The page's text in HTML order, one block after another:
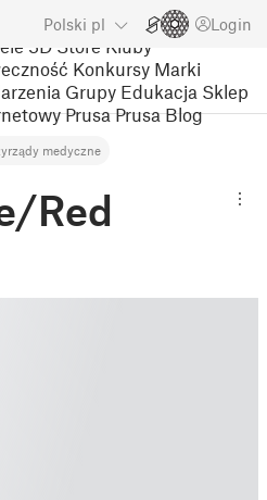
Polski pl Login
3D Store Kluby
Konkursy Marki
Grupy Edukacja Sklep
Prusa Prusa Blog
medyczne
Red